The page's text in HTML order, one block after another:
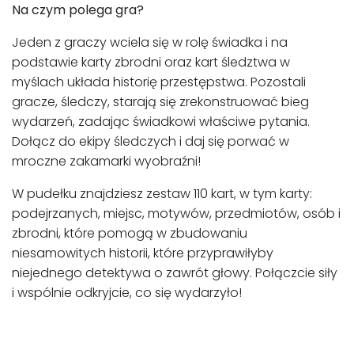
Na czym polega gra?
Jeden z graczy wciela się w rolę świadka i na
podstawie karty zbrodni oraz kart śledztwa w
myślach układa historię przestępstwa. Pozostali
gracze, śledczy, starają się zrekonstruować bieg
wydarzeń, zadając świadkowi właściwe pytania.
Dołącz do ekipy śledczych i daj się porwać w
mroczne zakamarki wyobraźni!
W pudełku znajdziesz zestaw 110 kart, w tym karty:
podejrzanych, miejsc, motywów, przedmiotów, osób i
zbrodni, które pomogą w zbudowaniu
niesamowitych historii, które przyprawiłyby
niejednego detektywa o zawrót głowy. Połączcie siły
i wspólnie odkryjcie, co się wydarzyło!